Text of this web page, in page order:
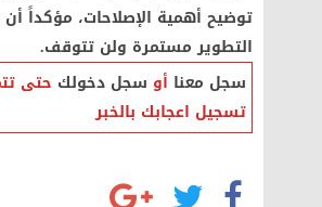
توضيح أهمية الإصلاحات، مؤكداً أن
التطوير مستمرة ولن تتوقف.
سجل معنا أو سجل دخولك حتى
تسجيل اعجابك بالخبر